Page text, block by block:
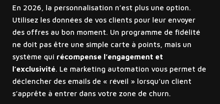
En 2026, la personnalisation n’est plus une option.
Utilisez les données de vos clients pour leur envoyer
des offres au bon moment. Un programme de fidélité
ne doit pas être une simple carte à points, mais un
système qui récompense l’engagement et
l’exclusivité. Le marketing automation vous permet de
déclencher des emails de « réveil » lorsqu’un client
s’apprête à entrer dans votre zone de churn.